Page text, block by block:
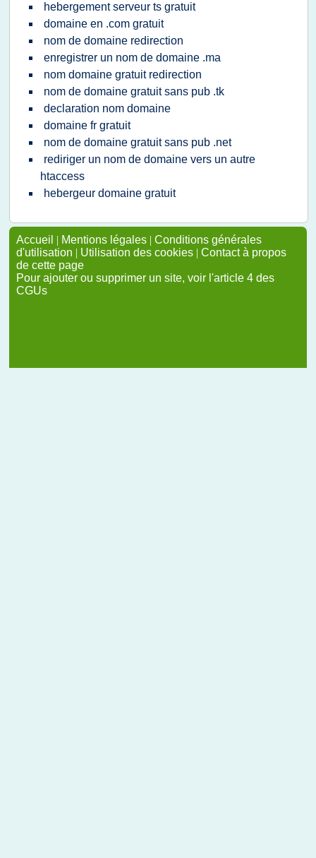
hebergement serveur ts gratuit
domaine en .com gratuit
nom de domaine redirection
enregistrer un nom de domaine .ma
nom domaine gratuit redirection
nom de domaine gratuit sans pub .tk
declaration nom domaine
domaine fr gratuit
nom de domaine gratuit sans pub .net
rediriger un nom de domaine vers un autre
htaccess
hebergeur domaine gratuit
Accueil | Mentions légales | Conditions générales
d'utilisation | Utilisation des cookies | Contact à propos
de cette page
Pour ajouter ou supprimer un site, voir l'article 4 des
CGUs